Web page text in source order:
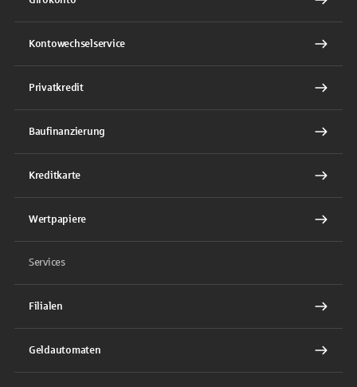
Kontowechselservice
Privatkredit
Baufinanzierung
Kreditkarte
Wertpapiere
Services
Filialen
Geldautomaten